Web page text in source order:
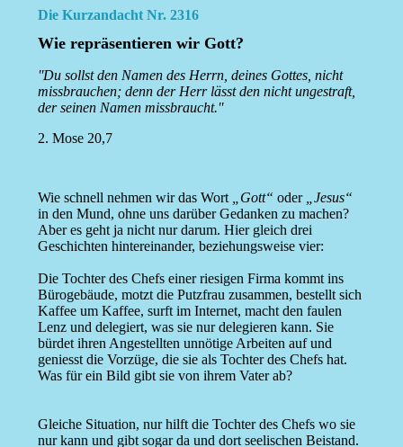
Die Kurzandacht Nr. 2316
Wie repräsentieren wir Gott?
''Du sollst den Namen des Herrn, deines Gottes, nicht
missbrauchen; denn der Herr lässt den nicht ungestraft,
der seinen Namen missbraucht.''
2. Mose 20,7
Wie schnell nehmen wir das Wort „Gott“ oder
„Jesus“
in den Mund, ohne uns darüber Gedanken zu machen?
Aber es geht ja nicht nur darum. Hier gleich drei
Geschichten hintereinander, beziehungsweise vier:
Die Tochter des Chefs einer riesigen Firma kommt ins
Bürogebäude, motzt die Putzfrau zusammen, bestellt sich
Kaffee um Kaffee, surft im Internet, macht den faulen
Lenz und delegiert, was sie nur delegieren kann. Sie
bürdet ihren Angestellten unnötige Arbeiten auf und
geniesst die Vorzüge, die sie als Tochter des Chefs hat.
Was für ein Bild gibt sie von ihrem Vater ab?
Gleiche Situation, nur hilft die Tochter des Chefs wo sie
nur kann und gibt sogar da und dort seelischen Beistand.